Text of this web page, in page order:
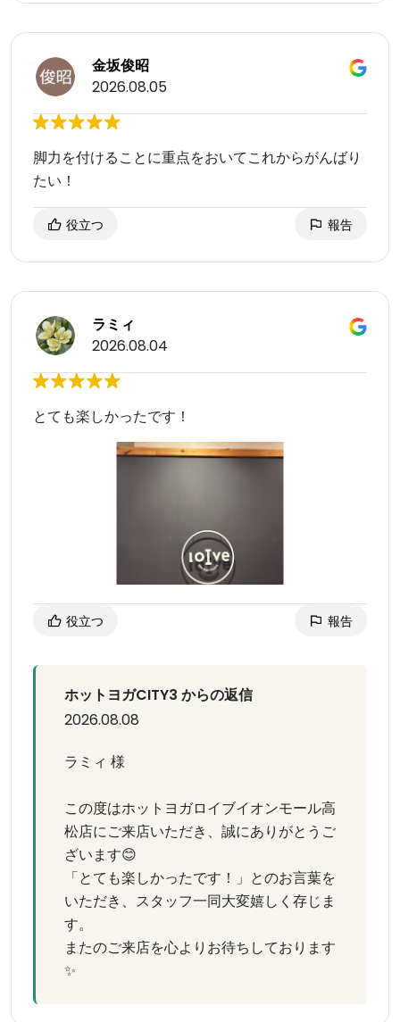
金坂俊昭
2026.08.05
脚力を付けることに重点をおいてこれからがんばり
たい！
役立つ 報告
ラミィ
2026.08.04
とても楽しかったです！
役立つ 報告
ホットヨガCITY3 からの返信
2026.08.08
ラミィ 様
この度はホットヨガロイブイオンモール高
松店にご来店いただき、誠にありがとうご
ざいます😊
「とても楽しかったです！」とのお言葉を
いただき、スタッフ一同大変嬉しく存じま
す。
またのご来店を心よりお待ちしております
✨